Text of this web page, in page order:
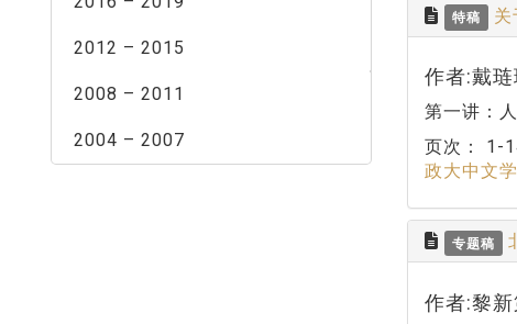
2012 – 2015
2008 – 2011
2004 – 2007
特稿 关
作者:戴琏
第一讲：
页次： 1-
政大中文
专题稿
作者:黎新